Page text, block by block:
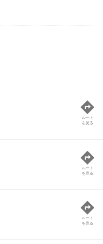
ルート
を見る
ルート
を見る
ルート
を見る